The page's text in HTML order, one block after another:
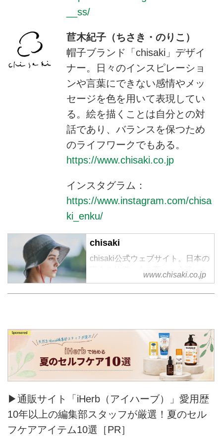
__ss/
苣木紀子（ちさき・のりこ）
帽子ブランド「chisaki」デザイ
ナー。日々のインスピレーショ
ンや言葉にできない感情やメッ
セージを色を用いて表現してい
る。絵を描くことは自分との対
話であり、バランスを保つため
のライフワークでもある。
https://www.chisaki.co.jp
インスタグラム：
https://www.instagram.com/chisa
ki_enku/
chisaki
chisaki公式ウェブサイト。日本の
職人の技術、志の高さ、心遣いな
どに共感し、日本製に重きを置き
2016SSコレクションより、
www.chisaki.co.jp
▶通販サイト「iHerb（アイハーブ）」愛用歴
10年以上の編集部スタッフが厳選！夏のセル
フケアアイテム10選［PR］